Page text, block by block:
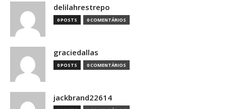
delilahrestrepo
0 POSTS 0 COMENTÁRIOS
graciedallas
0 POSTS 0 COMENTÁRIOS
jackbrand22614